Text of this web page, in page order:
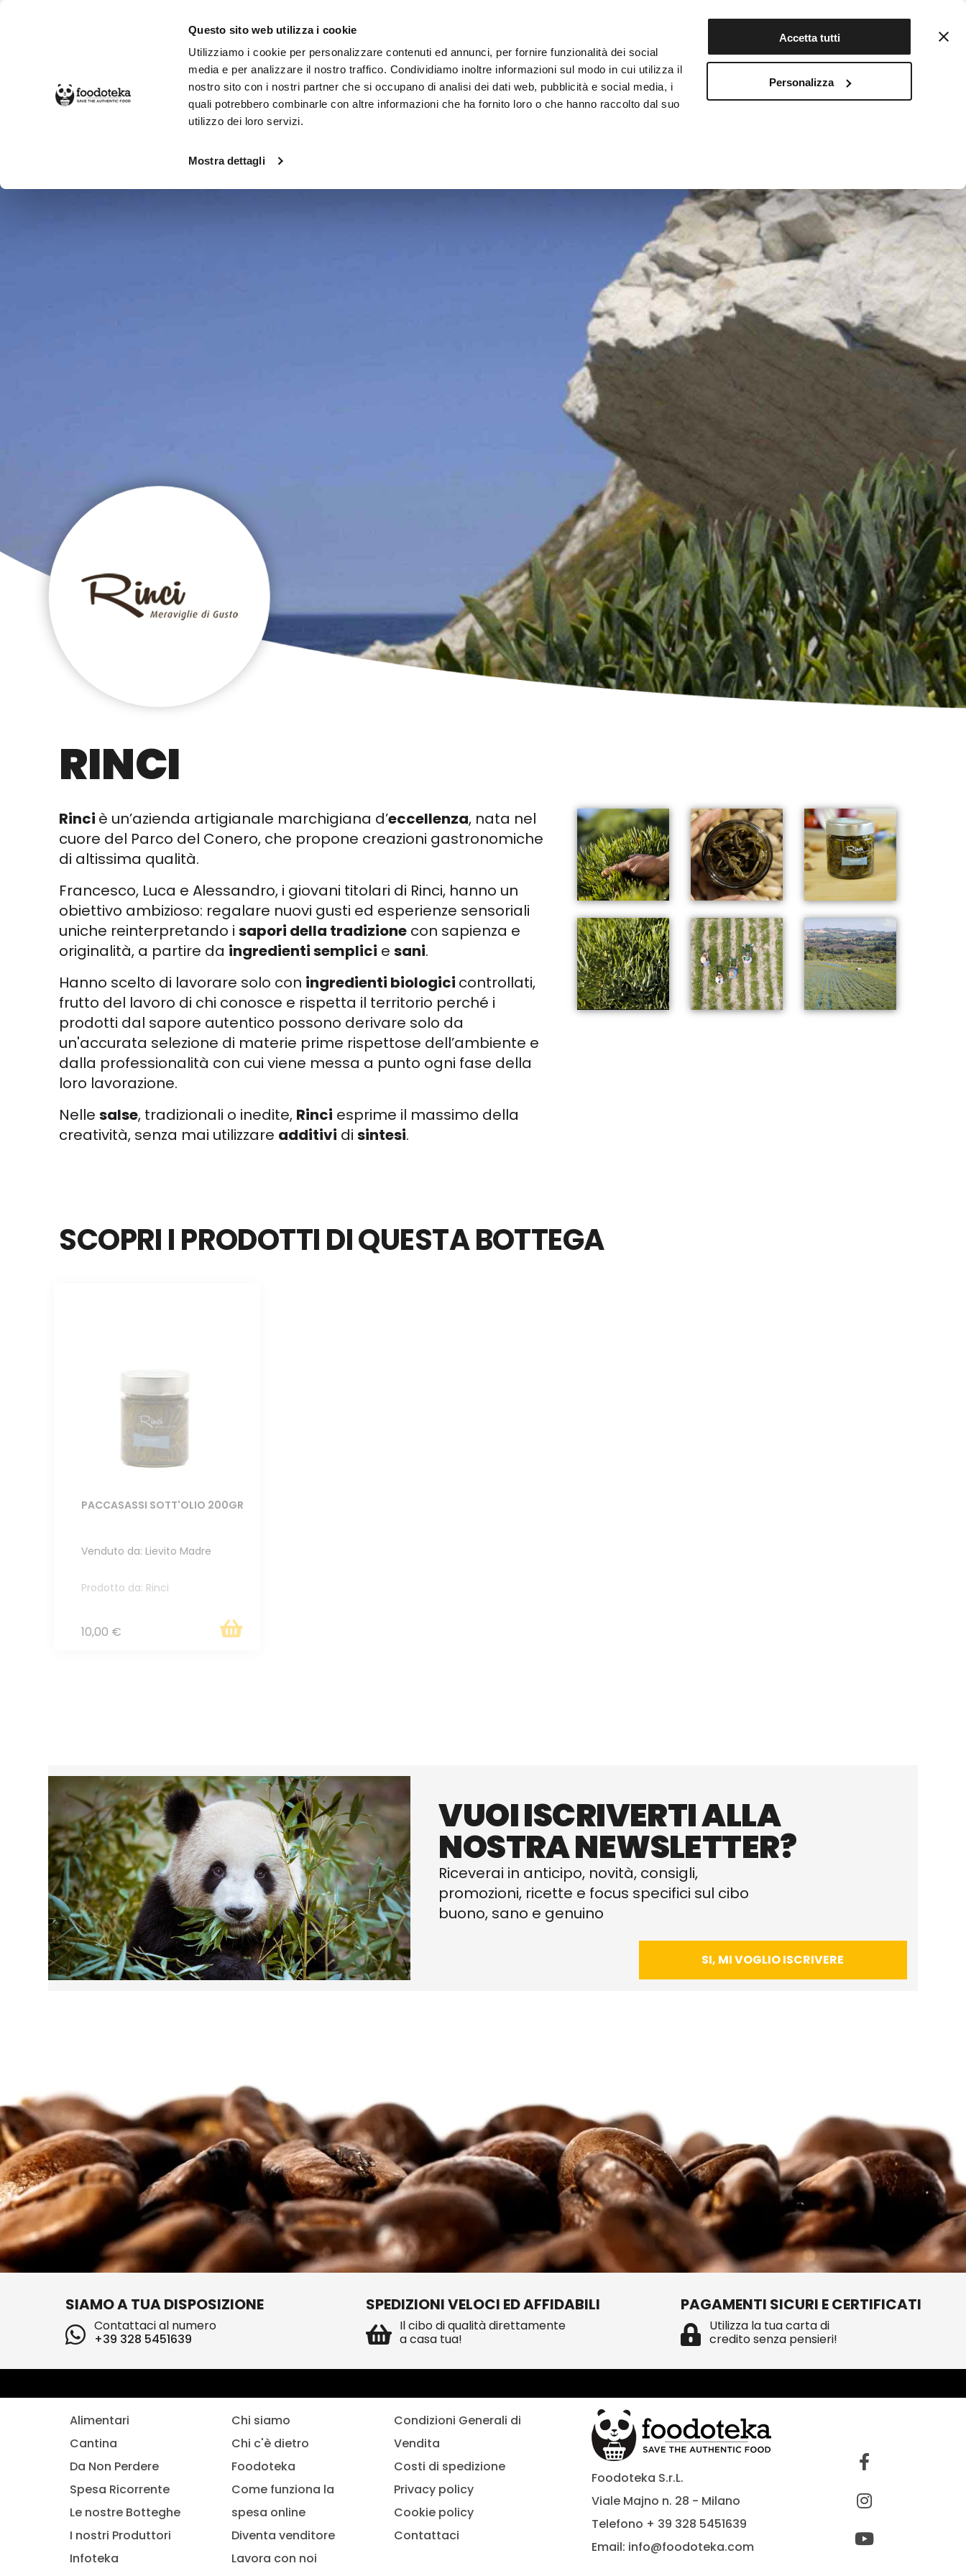
Questo sito web utilizza i cookie
Utilizziamo i cookie per personalizzare contenuti ed annunci, per fornire funzionalità dei social
media e per analizzare il nostro traffico. Condividiamo inoltre informazioni sul modo in cui utilizza il
nostro sito con i nostri partner che si occupano di analisi dei dati web, pubblicità e social media, i
quali potrebbero combinarle con altre informazioni che ha fornito loro o che hanno raccolto dal suo
utilizzo dei loro servizi.
Mostra dettagli
Accetta tutti
Personalizza
Registrati
SPESA ONLINE DA NON PERDERE LE BOTTEGHE INFOTEKA CIBO AUTENTICO
RINCI
Rinci è un’azienda artigianale marchigiana d’eccellenza, nata nel
cuore del Parco del Conero, che propone creazioni gastronomiche
di altissima qualità.
Francesco, Luca e Alessandro, i giovani titolari di Rinci, hanno un
obiettivo ambizioso: regalare nuovi gusti ed esperienze sensoriali
uniche reinterpretando isapori della tradizione con sapienza e
originalità, a partire da ingredienti semplici esani.
Hanno scelto di lavorare solo con ingredienti biologici controllati,
frutto del lavoro di chi conosce e rispetta il territorio perché i
prodotti dal sapore autentico possono derivare solo da
un'accurata selezione di materie prime rispettose dell’ambiente e
dalla professionalità con cui viene messa a punto ogni fase della
loro lavorazione.
Nellesalse, tradizionali o inedite, Rinci esprime il massimo della
creatività, senza mai utilizzare additivi disintesi.
SCOPRI I PRODOTTI DI QUESTA BOTTEGA
PACCASASSI SOTT'OLIO 200GR
Venduto da: Lievito Madre
Prodotto da: Rinci
10,00 €
VUOI ISCRIVERTI ALLA
NOSTRA NEWSLETTER?
Riceverai in anticipo, novità, consigli,
promozioni, ricette e focus specifici sul cibo
buono, sano e genuino
SI, MI VOGLIO ISCRIVERE
SIAMO A TUA DISPOSIZIONE
Contattaci al numero
+39 328 5451639
SPEDIZIONI VELOCI ED AFFIDABILI
Il cibo di qualità direttamente
a casa tua!
PAGAMENTI SICURI E CERTIFICATI
Utilizza la tua carta di
credito senza pensieri!
Alimentari
Cantina
Da Non Perdere
Spesa Ricorrente
Le nostre Botteghe
I nostri Produttori
Infoteka
Chi siamo
Chi c'è dietro
Foodoteka
Come funziona la
spesa online
Diventa venditore
Lavora con noi
Condizioni Generali di
Vendita
Costi di spedizione
Privacy policy
Cookie policy
Contattaci
Foodoteka S.r.L.
Viale Majno n. 28 - Milano
Telefono + 39 328 5451639
Email: info@foodoteka.com